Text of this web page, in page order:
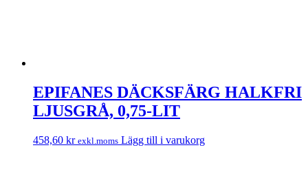
EPIFANES DÄCKSFÄRG HALKFRI
LJUSGRÅ, 0,75-LIT
458,60 kr exkl.moms Lägg till i varukorg